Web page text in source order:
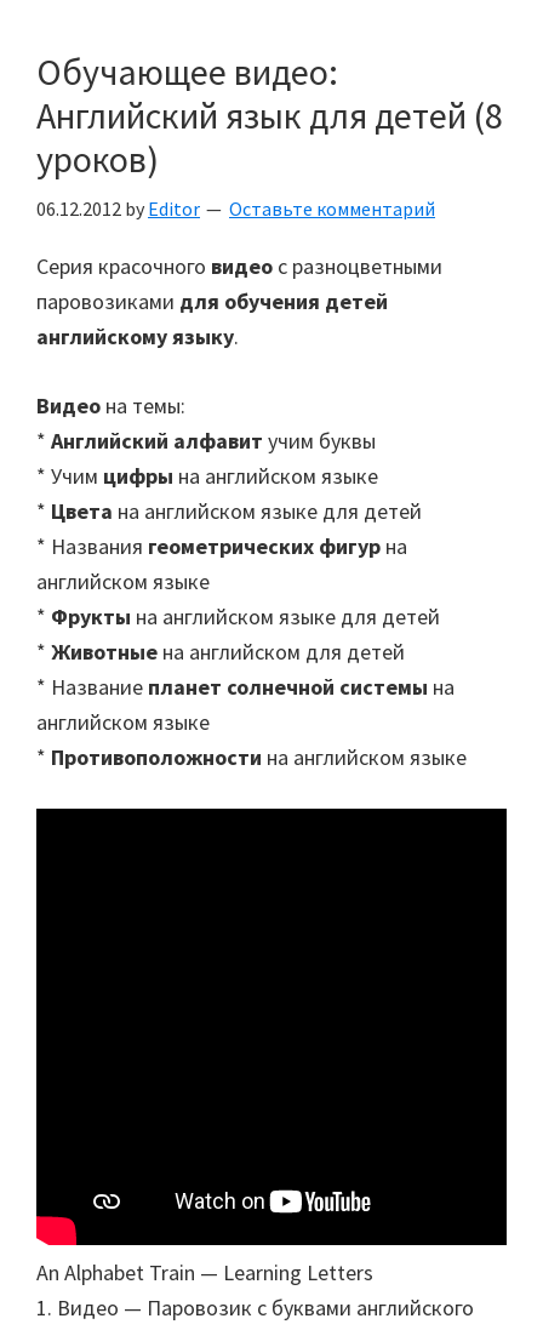
Обучающее видео:
Английский язык для детей (8
уроков)
06.12.2012 by Editor Оставьте комментарий
Серия красочного видео с разноцветными
паровозиками для обучения детей
английскому языку.
Видео на темы:
* Английский алфавит учим буквы
* Учим цифры на английском языке
* Цвета на английском языке для детей
* Названия геометрических фигур на
английском языке
* Фрукты на английском языке для детей
* Животные на английском для детей
* Название планет солнечной системы на
английском языке
* Противоположности на английском языке
An Alphabet Train — Learning Letters
1. Видео — Паровозик с буквами английского